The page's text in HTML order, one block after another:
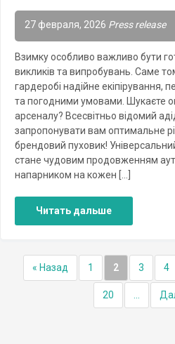
27 февраля, 2026 Press release
Взимку особливо важливо бути
викликів та випробувань. Саме
гардеробі надійне екіпірування,
та погодними умовами. Шукаєте
арсеналу? Всесвітньо відомий
запропонувати вам оптимальне
брендовий пуховик!
стане чудовим продовженням
напарником на кожен […]
Читать дальше
« Назад 1 2 3 4
20